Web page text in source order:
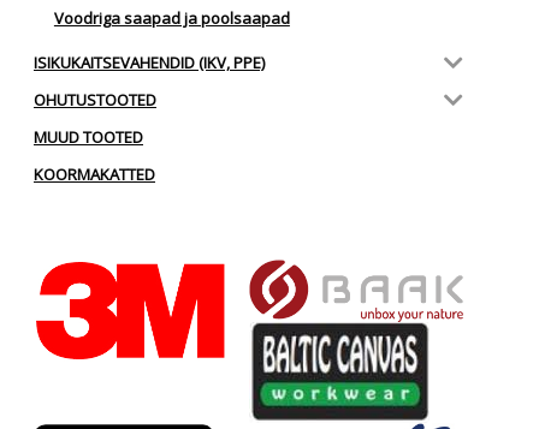
Voodriga saapad ja poolsaapad
ISIKUKAITSEVAHENDID (IKV, PPE)
OHUTUSTOOTED
MUUD TOOTED
KOORMAKATTED